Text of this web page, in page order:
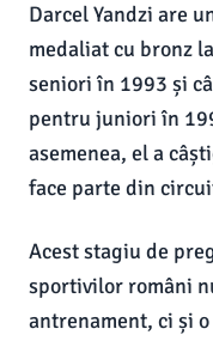
Darcel Yandzi are
medaliat cu bronz
seniori în 1993 și
pentru juniori în
asemenea, el a
face parte din
Acest stagiu de
sportivilor români
antrenament, ci și